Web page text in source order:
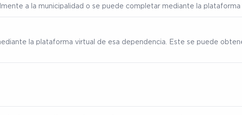
a la municipalidad o se puede completar mediante la plataforma
la plataforma virtual de esa dependencia. Este se puede